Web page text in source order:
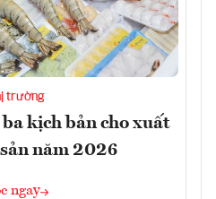
trường
kịch bản cho xuất
năm 2026
ngay